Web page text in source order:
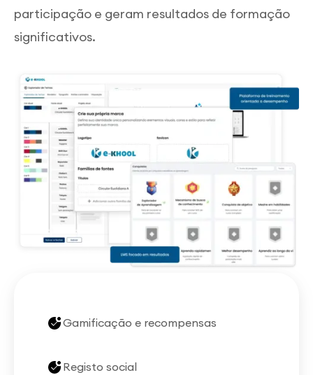
participação e geram resultados de formação
significativos.
Gamificação e recompensas
Registo social